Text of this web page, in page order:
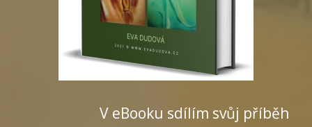
V eBooku sdílím svůj příběh